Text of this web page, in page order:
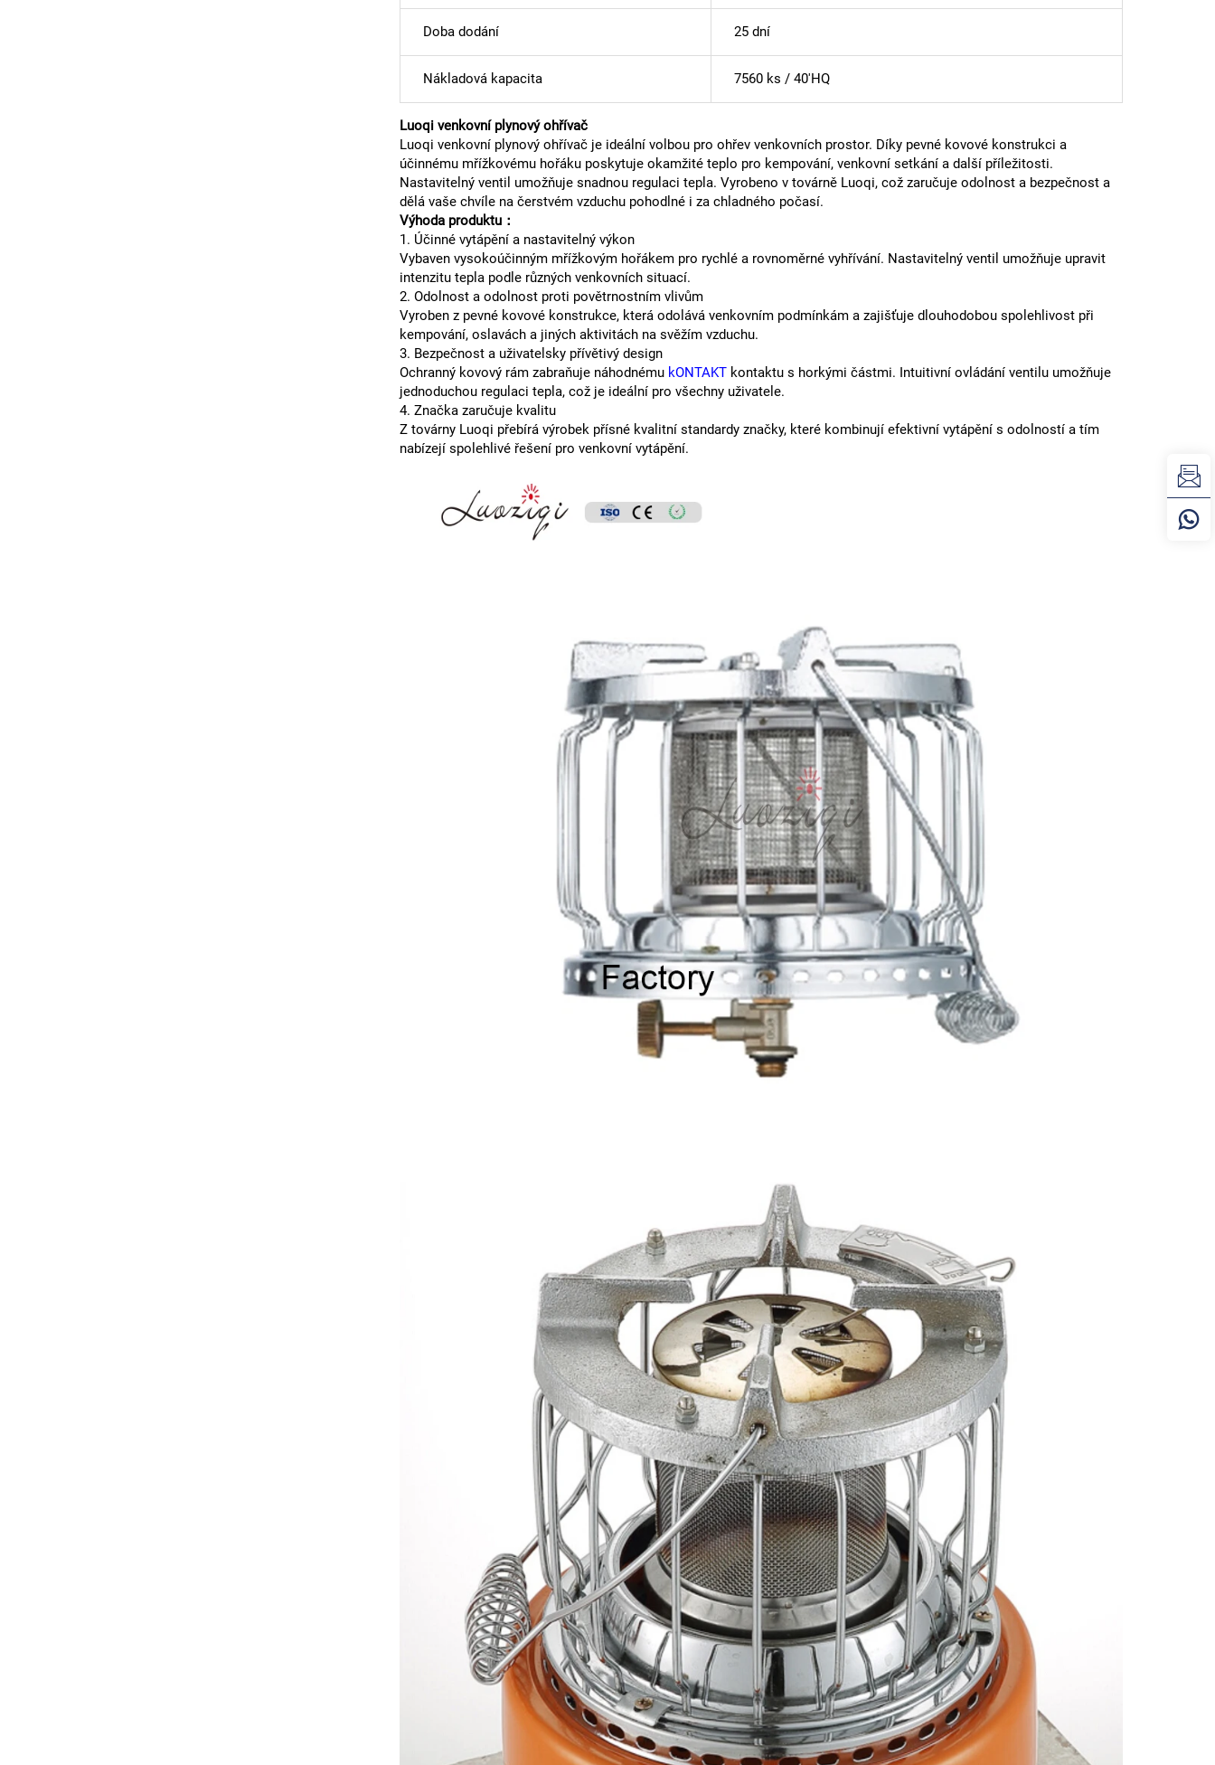
Doba dodání 25 dní
Nákladová kapacita 7560 ks / 40'HQ
Luoqi venkovní plynový ohřívač
Luoqi venkovní plynový ohřívač je ideální volbou pro ohřev venkovních prostor. Díky pevné kovové konstrukci a
účinnému mřížkovému hořáku poskytuje okamžité teplo pro kempování, venkovní setkání a další příležitosti.
Nastavitelný ventil umožňuje snadnou regulaci tepla. Vyrobeno v továrně Luoqi, což zaručuje odolnost a bezpečnost a
dělá vaše chvíle na čerstvém vzduchu pohodlné i za chladného počasí.
Výhoda produktu：
1. Účinné vytápění a nastavitelný výkon
Vybaven vysokoúčinným mřížkovým hořákem pro rychlé a rovnoměrné vyhřívání. Nastavitelný ventil umožňuje upravit
intenzitu tepla podle různých venkovních situací.
2. Odolnost a odolnost proti povětrnostním vlivům
Vyroben z pevné kovové konstrukce, která odolává venkovním podmínkám a zajišťuje dlouhodobou spolehlivost při
kempování, oslavách a jiných aktivitách na svěžím vzduchu.
3. Bezpečnost a uživatelsky přívětivý design
Ochranný kovový rám zabraňuje náhodnému kONTAKT kontaktu s horkými částmi. Intuitivní ovládání ventilu umožňuje
jednoduchou regulaci tepla, což je ideální pro všechny uživatele.
4. Značka zaručuje kvalitu
Z továrny Luoqi přebírá výrobek přísné kvalitní standardy značky, které kombinují efektivní vytápění s odolností a tím
nabízejí spolehlivé řešení pro venkovní vytápění.